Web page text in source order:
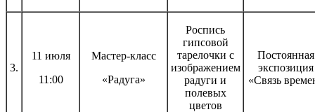
3.
11 июля
11:00
Мастер-класс
«Радуга»
Роспись
гипсовой
тарелочки с
изображением
радуги и
полевых
цветов
Постоянная
экспозиция
«Связь